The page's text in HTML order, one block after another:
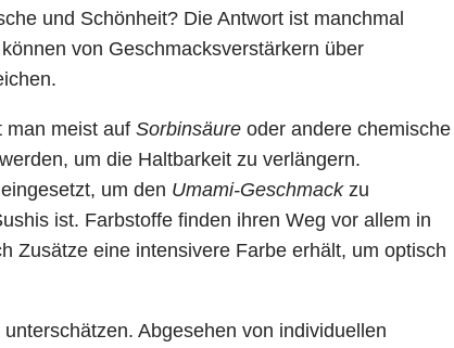
und Schönheit? Die Antwort ist manchmal
von Geschmacksverstärkern über
man meist auf Sorbinsäure oder andere chemische
um die Haltbarkeit zu verlängern.
um den Umami-Geschmackzu
ist. Farbstoffe finden ihren Weg vor allem in
Zusätze eine intensivere Farbe erhält, um optisch
Abgesehen von individuellen